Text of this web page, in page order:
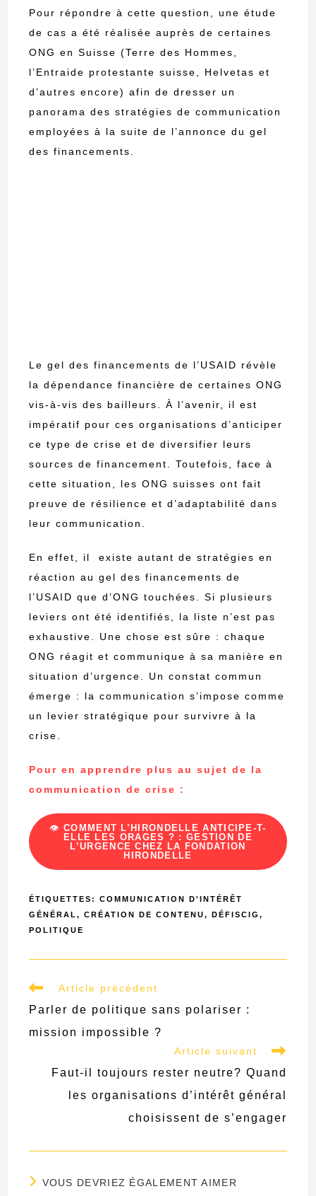
Pour répondre à cette question, une étude
de cas a été réalisée auprès de certaines
ONG en Suisse (Terre des Hommes,
l’Entraide protestante suisse, Helvetas et
d’autres encore) afin de dresser un
panorama des stratégies de communication
employées à la suite de l’annonce du gel
des financements.
Le gel des financements de l’USAID révèle
la dépendance financière de certaines ONG
vis-à-vis des bailleurs. À l’avenir, il est
impératif pour ces organisations d’anticiper
ce type de crise et de diversifier leurs
sources de financement. Toutefois, face à
cette situation, les ONG suisses ont fait
preuve de résilience et d’adaptabilité dans
leur communication.
En effet, il existe autant de stratégies en
réaction au gel des financements de
l’USAID que d’ONG touchées. Si plusieurs
leviers ont été identifiés, la liste n’est pas
exhaustive. Une chose est sûre : chaque
ONG réagit et communique à sa manière en
situation d’urgence. Un constat commun
émerge : la communication s’impose comme
un levier stratégique pour survivre à la
crise.
Pour en apprendre plus au sujet de la
communication de crise :
👁️ COMMENT L’HIRONDELLE ANTICIPE-T-
ELLE LES ORAGES ? : GESTION DE
L’URGENCE CHEZ LA FONDATION
HIRONDELLE
ÉTIQUETTES :COMMUNICATION D'INTÉRÊT
GÉNÉRAL, CRÉATION DE CONTENU, DÉFISCIG,
POLITIQUE
Read
articles
Article précédent
Parler de politique sans polariser :
mission impossible ?
Article suivant
Faut-il toujours rester neutre? Quand
les organisations d’intérêt général
choisissent de s’engager
VOUS DEVRIEZ ÉGALEMENT AIMER